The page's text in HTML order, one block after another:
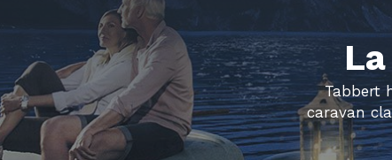
Tabbert
caravan